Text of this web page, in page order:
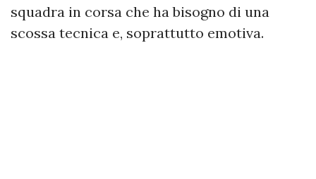
squadra in corsa che ha bisogno di una
scossa tecnica e, soprattutto emotiva.